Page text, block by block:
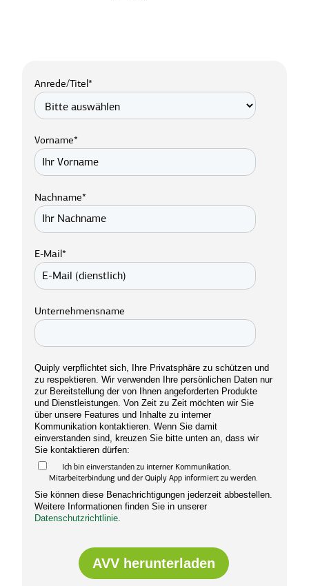
Anrede/Titel*
Vorname*
Nachname*
E-Mail*
Unternehmensname
Quiply verpflichtet sich, Ihre Privatsphäre zu schützen und
zu respektieren. Wir verwenden Ihre persönlichen Daten nur
zur Bereitstellung der von Ihnen angeforderten Produkte
und Dienstleistungen. Von Zeit zu Zeit möchten wir Sie
über unsere Features und Inhalte zu interner
Kommunikation kontaktieren. Wenn Sie damit
einverstanden sind, kreuzen Sie bitte unten an, dass wir
Sie kontaktieren dürfen:
Ich bin einverstanden zu interner Kommunikation,
Mitarbeiterbindung und der Quiply App informiert zu werden.
Sie können diese Benachrichtigungen jederzeit abbestellen.
Weitere Informationen finden Sie in unserer
Datenschutzrichtlinie